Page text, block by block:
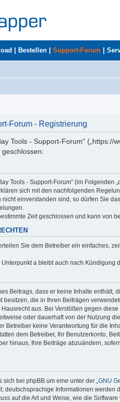
Bestellen Support-Forum
Forum - Registrierung
Tools - Support-Forum“
Tools - Support-Forum“ (im
sich mit den nachfolgenden
einverstanden sind, so dürfen Sie
Zeit geschlossen und kann von
Sie dem Betreiber ein einfaches,
a bleibt auch nach Kündigung
Beitrags, dass er keine Inhalte enthält,
besitzen, die in Ihren Beiträgen
aus. Bei Verstößen gegen
oder dauerhaft von der Nutzung
Betreiber keine Verantwortung für die
dem Betreiber, Ihr Benutzerkonto,
hinaus, Ihre Beiträge abzuändern,
bei phpBB um eine unter der „ GNU
deutschsprachige Informationen
auf die Art und Weise, wie die